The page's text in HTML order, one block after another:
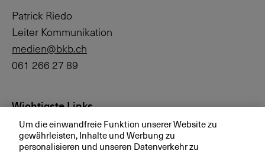
Patrick Riedo
Leiter Kommunikation
medien@bkb.ch
061 266 27 89
Wichtigste Links
Investor Relations
Medien
Um die einwandfreie Funktion unserer Website zu
gewährleisten, Inhalte und Werbung zu
personalisieren und unseren Datenverkehr zu